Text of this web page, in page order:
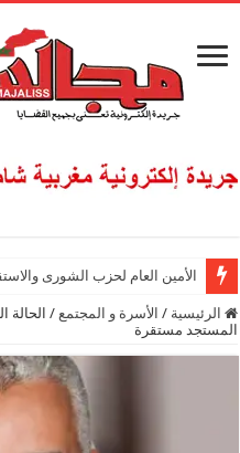
الأمين العام لحزب الشورى
الرئيسية / الأسرة و المجتمع /
المستجد مستقرة